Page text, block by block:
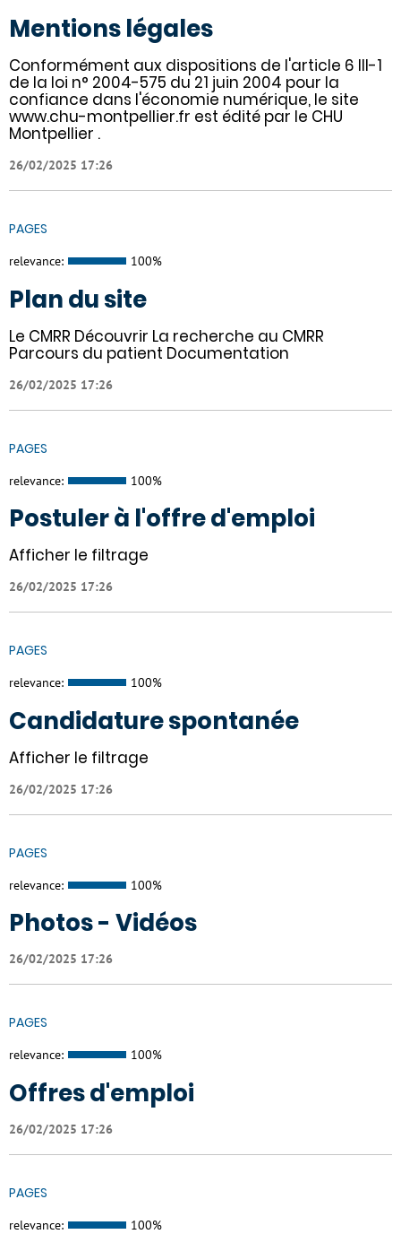
Mentions légales
Conformément aux dispositions de l'article 6 III-1
de la loi n° 2004-575 du 21 juin 2004 pour la
confiance dans l'économie numérique, le site
www.chu-montpellier.fr est édité par le CHU
Montpellier .
26/02/2025 17:26
PAGES
relevance: 100%
Plan du site
Le CMRR Découvrir La recherche au CMRR
Parcours du patient Documentation
26/02/2025 17:26
PAGES
relevance: 100%
Postuler à l'offre d'emploi
Afficher le filtrage
26/02/2025 17:26
PAGES
relevance: 100%
Candidature spontanée
Afficher le filtrage
26/02/2025 17:26
PAGES
relevance: 100%
Photos - Vidéos
26/02/2025 17:26
PAGES
relevance: 100%
Offres d'emploi
26/02/2025 17:26
PAGES
relevance: 100%